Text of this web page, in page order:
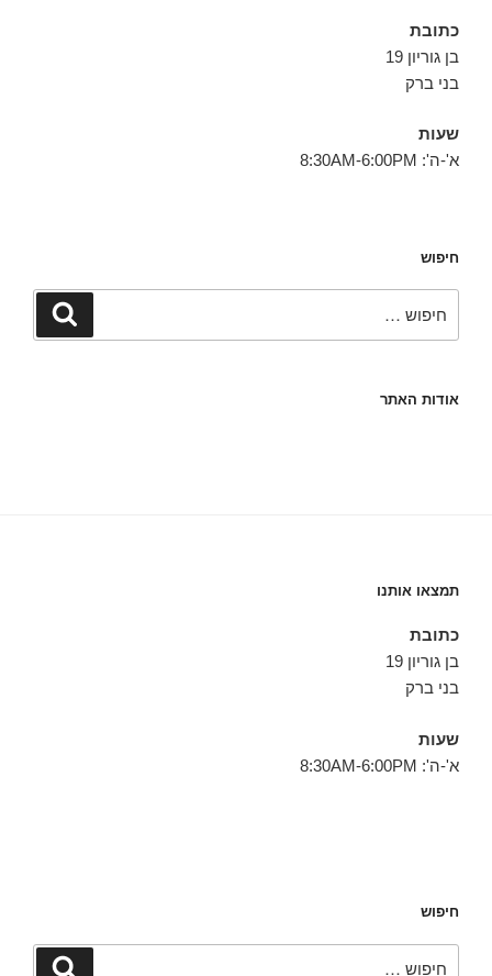
כתובת
בן גוריון 19
בני ברק
שעות
א'-ה': 8:30AM-6:00PM
חיפוש
חיפוש
אודות האתר
תמצאו אותנו
כתובת
בן גוריון 19
בני ברק
שעות
א'-ה': 8:30AM-6:00PM
חיפוש
חיפוש